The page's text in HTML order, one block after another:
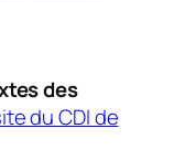
des
du CDI de